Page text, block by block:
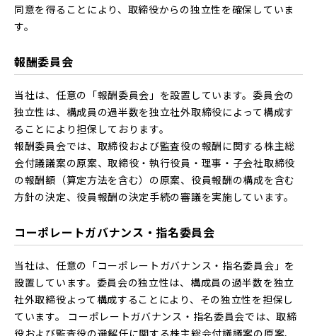
同意を得ることにより、取締役からの独立性を確保していま
す。
報酬委員会
当社は、任意の「報酬委員会」を設置しています。委員会の
独立性は、構成員の過半数を独立社外取締役によって構成す
ることにより担保しております。
報酬委員会では、取締役および監査役の報酬に関する株主総
会付議議案の原案、取締役・執行役員・理事・子会社取締役
の報酬額（算定方法を含む）の原案、役員報酬の構成を含む
方針の決定、役員報酬の決定手続の審議を実施しています。
コーポレートガバナンス・指名委員会
当社は、任意の「コーポレートガバナンス・指名委員会」を
設置しています。委員会の独立性は、構成員の過半数を独立
社外取締役よって構成することにより、その独立性を担保し
ています。 コーポレートガバナンス・指名委員会では、取締
役および監査役の選解任に関する株主総会付議議案の原案、